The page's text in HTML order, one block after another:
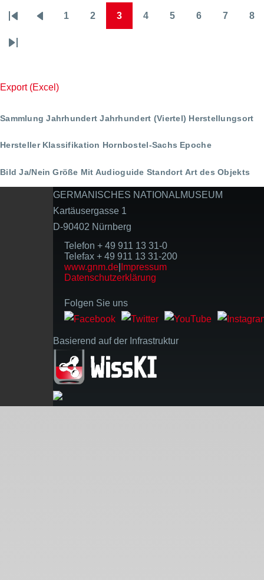
Seitennummerierung
Erste
Seite
Vorherige
1 2 3 4 5 6 7 8
Letzte
Export (Excel)
Sammlung Jahrhundert Jahrhundert (Viertel) Herstellungsort
Hersteller Klassifikation Hornbostel-Sachs Epoche
Bild Ja/Nein Größe Mit Audioguide Standort Art des Objekts
GERMANISCHES NATIONALMUSEUM
Kartäusergasse 1
D-90402 Nürnberg
Telefon + 49 911 13 31-0
Telefax + 49 911 13 31-200
www.gnm.de Impressum
Datenschutzerklärung
Folgen Sie uns
Basierend auf der Infrastruktur